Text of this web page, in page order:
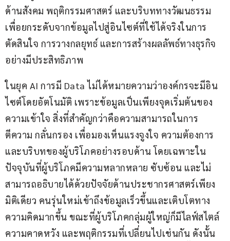
ด้านสังคม พฤติกรรมศาสตร์ และบริบททางวัฒนธรรม
เพื่อยกระดับจากข้อมูลไปสู่อินไซต์ที่ใช้ได้จริงในการ
ตัดสินใจ การวางกลยุทธ์ และการสร้างผลลัพธ์ทางธุรกิจ
อย่างมีประสิทธิภาพ
ในยุค AI การมี Data ไม่ได้หมายความว่าองค์กรจะมีอิน
ไซต์โดยอัตโนมัติ เพราะข้อมูลเป็นเพียงจุดเริ่มต้นของ
ความเข้าใจ สิ่งที่สำคัญกว่าคือความสามารถในการ
ตีความ กลั่นกรอง เพื่อมองเห็นแรงจูงใจ ความต้องการ
และบริบทของผู้บริโภคอย่างรอบด้าน โดยเฉพาะใน
ปัจจุบันที่ผู้บริโภคมีความหลากหลาย ซับซ้อน และไม่
สามารถอธิบายได้ด้วยปัจจัยด้านประชากรศาสตร์เพียง
มิติเดียว คนรุ่นใหม่เข้าถึงข้อมูลเร็วขึ้นและเติบโตทาง
ความคิดมากขึ้น ขณะที่ผู้บริโภคกลุ่มผู้ใหญ่ก็มีไลฟ์สไตล์
ความคาดหวัง และพฤติกรรมที่เปลี่ยนไปเช่นกัน ดังนั้น